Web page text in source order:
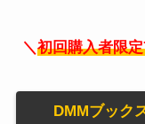
＼ 初回購入者限
DMMブック